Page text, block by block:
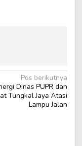
Pos berikutnya
Dinas PUPR dan
Tungkal Jaya Atasi
Lampu Jalan